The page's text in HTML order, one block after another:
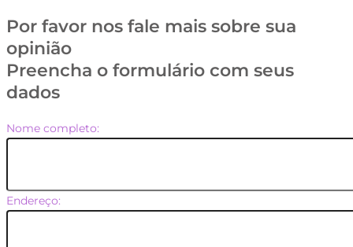
Por favor nos fale mais sobre sua
opinião
Preencha o formulário com seus
dados
Nome completo:
Endereço: